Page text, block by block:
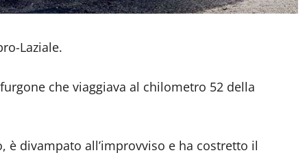
Laziale.
che viaggiava al chilometro 52 della
è divampato all’improvviso e ha costretto il